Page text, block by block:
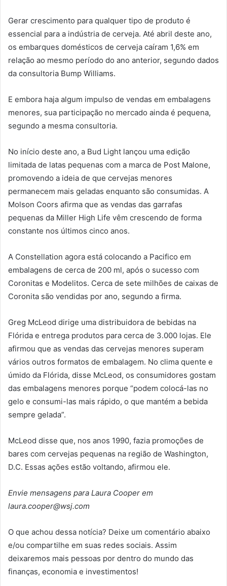
Gerar crescimento para qualquer tipo de produto é
essencial para a indústria de cerveja. Até abril deste ano,
os embarques domésticos de cerveja caíram 1,6% em
relação ao mesmo período do ano anterior, segundo dados
da consultoria Bump Williams.
E embora haja algum impulso de vendas em embalagens
menores, sua participação no mercado ainda é pequena,
segundo a mesma consultoria.
No início deste ano, a Bud Light lançou uma edição
limitada de latas pequenas com a marca de Post Malone,
promovendo a ideia de que cervejas menores
permanecem mais geladas enquanto são consumidas. A
Molson Coors afirma que as vendas das garrafas
pequenas da Miller High Life vêm crescendo de forma
constante nos últimos cinco anos.
A Constellation agora está colocando a Pacifico em
embalagens de cerca de 200 ml, após o sucesso com
Coronitas e Modelitos. Cerca de sete milhões de caixas de
Coronita são vendidas por ano, segundo a firma.
Greg McLeod dirige uma distribuidora de bebidas na
Flórida e entrega produtos para cerca de 3.000 lojas. Ele
afirmou que as vendas das cervejas menores superam
vários outros formatos de embalagem. No clima quente e
úmido da Flórida, disse McLeod, os consumidores gostam
das embalagens menores porque “podem colocá-las no
gelo e consumi-las mais rápido, o que mantém a bebida
sempre gelada”.
McLeod disse que, nos anos 1990, fazia promoções de
bares com cervejas pequenas na região de Washington,
D.C. Essas ações estão voltando, afirmou ele.
Envie mensagens para Laura Cooper em
laura.cooper@wsj.com
O que achou dessa notícia? Deixe um comentário abaixo
e/ou compartilhe em suas redes sociais. Assim
deixaremos mais pessoas por dentro do mundo das
finanças, economia e investimentos!